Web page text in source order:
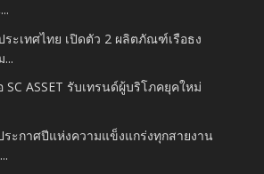
ระเทศไทย เปิดตัว 2 ผลิตภัณฑ์เรือธง
SC ASSET รับเทรนด์ผู้บริโภคยุคใหม่
ะกาศปีแห่งความแข็งแกร่งทุกสายงาน